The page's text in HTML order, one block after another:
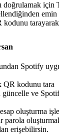
doğrulamak
emin
kodunu
Spotify
QR kodunu tara
güncelle ve
oluşturma
parola
erişebilirsin.